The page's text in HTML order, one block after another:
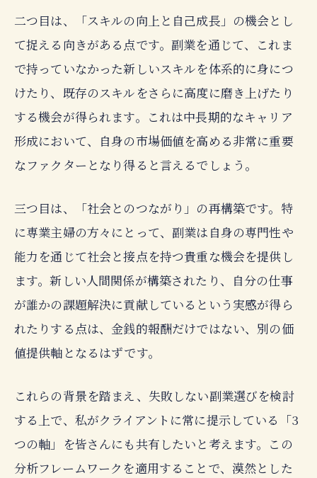
二つ目は、「スキルの向上と自己成長」の機会とし
て捉える向きがある点です。副業を通じて、これま
で持っていなかった新しいスキルを体系的に身につ
けたり、既存のスキルをさらに高度に磨き上げたり
する機会が得られます。これは中長期的なキャリア
形成において、自身の市場価値を高める非常に重要
なファクターとなり得ると言えるでしょう。
三つ目は、「社会とのつながり」の再構築です。特
に専業主婦の方々にとって、副業は自身の専門性や
能力を通じて社会と接点を持つ貴重な機会を提供し
ます。新しい人間関係が構築されたり、自分の仕事
が誰かの課題解決に貢献しているという実感が得ら
れたりする点は、金銭的報酬だけではない、別の価
値提供軸となるはずです。
これらの背景を踏まえ、失敗しない副業選びを検討
する上で、私がクライアントに常に提示している「3
つの軸」を皆さんにも共有したいと考えます。この
分析フレームワークを適用することで、漠然とした